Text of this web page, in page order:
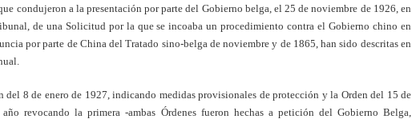
condujeron a la presentación por parte del Gobierno belga, el 25 de noviembre de 1926, en
de una Solicitud por la que se incoaba un procedimiento contra el Gobierno chino en
por parte de China del Tratado sino-belga de noviembre y de 1865, han sido descritas en
del 8 de enero de 1927, indicando medidas provisionales de protección y la Orden del 15 de
revocando la primera -ambas Órdenes fueron hechas a petición del Gobierno Belga,